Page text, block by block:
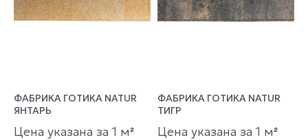
ФАБРИКА ГОТИКА NATUR
ЯНТАРЬ
Цена указана за 1 м²
ФАБРИКА ГОТИКА NATUR
ТИГР
Цена указана за 1 м²